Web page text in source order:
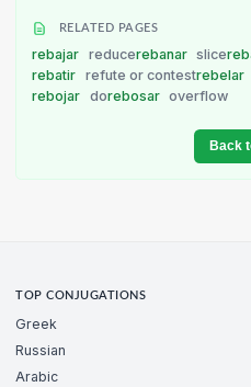
RELATED PAGES
rebajar reducerebanar slice
rebatir refute or contestrebelar
rebojar dorebosar overflow
Back
TOP CONJUGATIONS
Greek
Russian
Arabic